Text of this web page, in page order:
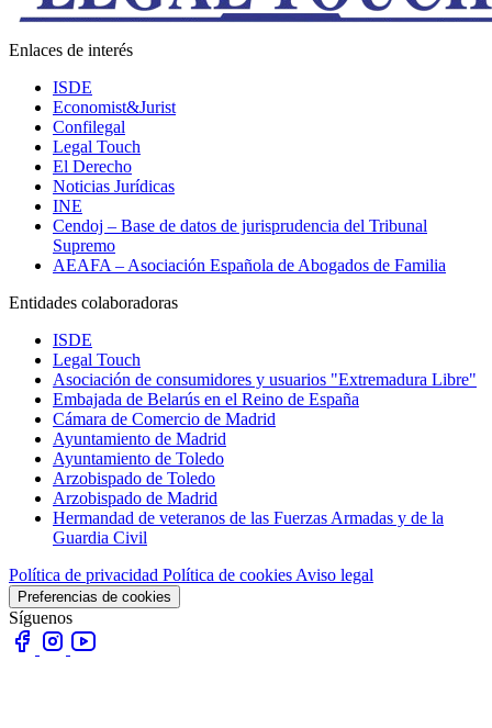
Enlaces de interés
ISDE
Economist&Jurist
Confilegal
Legal Touch
El Derecho
Noticias Jurídicas
INE
Cendoj – Base de datos de jurisprudencia del Tribunal
Supremo
AEAFA – Asociación Española de Abogados de Familia
Entidades colaboradoras
ISDE
Legal Touch
Asociación de consumidores y usuarios "Extremadura Libre"
Embajada de Belarús en el Reino de España
Cámara de Comercio de Madrid
Ayuntamiento de Madrid
Ayuntamiento de Toledo
Arzobispado de Toledo
Arzobispado de Madrid
Hermandad de veteranos de las Fuerzas Armadas y de la
Guardia Civil
Política de privacidad Política de cookies Aviso legal
Preferencias de cookies
Síguenos